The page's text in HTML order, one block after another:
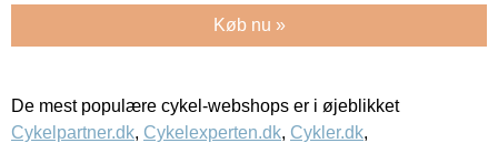
Køb nu »
De mest populære cykel-webshops er i øjeblikket
Cykelpartner.dk, Cykelexperten.dk, Cykler.dk,